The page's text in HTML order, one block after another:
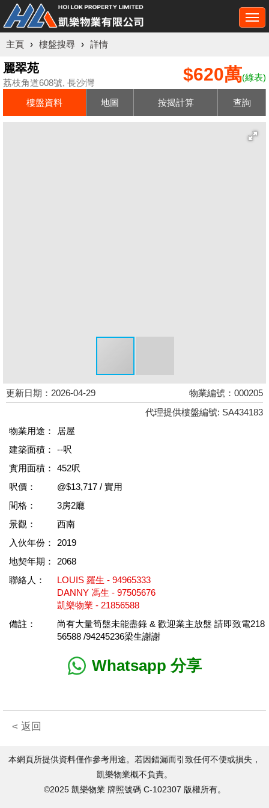
主頁 › 樓盤搜尋 › 詳情
麗翠苑
荔枝角道608號, 長沙灣 $620萬(綠表)
樓盤資料 地圖 按揭計算 查詢
更新日期：2026-04-29
物業編號：000205
代理提供樓盤編號: SA434183
物業用途：
居屋
建築面積：
--呎
實用面積：
452呎
呎價：
@$13,717 / 實用
間格：
3房2廳
景觀：
西南
入伙年份：
2019
地契年期：
2068
聯絡人：
LOUIS 羅生 - 94965333
DANNY 馮生 - 97505676
凱樂物業 - 21856588
備註：
尚有大量筍盤未能盡錄 & 歡迎業主放盤 請即致電218
56588 /94245236梁生謝謝
Whatsapp 分享
< 返回
本網頁所提供資料僅作參考用途。若因錯漏而引致任何不便或損失，
凱樂物業概不負責。
©2025 凱樂物業 牌照號碼 C-102307 版權所有。